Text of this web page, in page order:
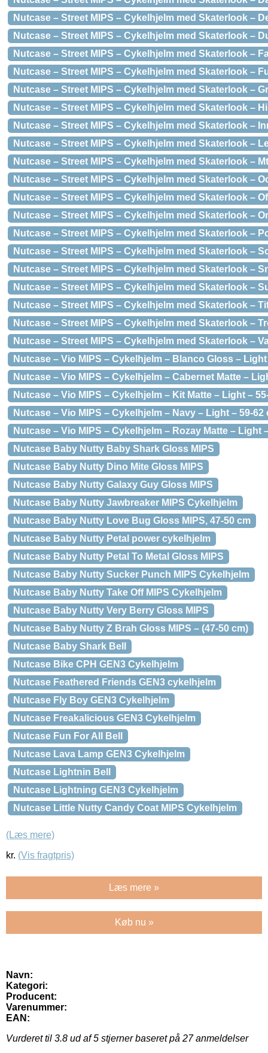
Nutcase – Street MIPS – Cykelhjelm med Skaterlook –
Nutcase – Street MIPS – Cykelhjelm med Skaterlook –
Nutcase – Street MIPS – Cykelhjelm med Skaterlook –
Nutcase – Street MIPS – Cykelhjelm med Skaterlook –
Nutcase – Street MIPS – Cykelhjelm med Skaterlook –
Nutcase – Street MIPS – Cykelhjelm med Skaterlook –
Nutcase – Street MIPS – Cykelhjelm med Skaterlook –
Nutcase – Street MIPS – Cykelhjelm med Skaterlook –
Nutcase – Street MIPS – Cykelhjelm med Skaterlook –
Nutcase – Street MIPS – Cykelhjelm med Skaterlook –
Nutcase – Street MIPS – Cykelhjelm med Skaterlook –
Nutcase – Street MIPS – Cykelhjelm med Skaterlook –
Nutcase – Street MIPS – Cykelhjelm med Skaterlook –
Nutcase – Street MIPS – Cykelhjelm med Skaterlook –
Nutcase – Street MIPS – Cykelhjelm med Skaterlook –
Nutcase – Street MIPS – Cykelhjelm med Skaterlook –
Nutcase – Street MIPS – Cykelhjelm med Skaterlook –
Nutcase – Street MIPS – Cykelhjelm med Skaterlook –
Nutcase – Street MIPS – Cykelhjelm med Skaterlook –
Nutcase – Vio MIPS – Cykelhjelm – Blanco Gloss –
Nutcase – Vio MIPS – Cykelhjelm – Cabernet Matte –
Nutcase – Vio MIPS – Cykelhjelm – Kit Matte – Light –
Nutcase – Vio MIPS – Cykelhjelm – Navy – Light – 59-62
Nutcase – Vio MIPS – Cykelhjelm – Rozay Matte – Light
Nutcase Baby Nutty Baby Shark Gloss MIPS
Nutcase Baby Nutty Dino Mite Gloss MIPS
Nutcase Baby Nutty Galaxy Guy Gloss MIPS
Nutcase Baby Nutty Jawbreaker MIPS Cykelhjelm
Nutcase Baby Nutty Love Bug Gloss MIPS, 47-50 cm
Nutcase Baby Nutty Petal power cykelhjelm
Nutcase Baby Nutty Petal To Metal Gloss MIPS
Nutcase Baby Nutty Sucker Punch MIPS Cykelhjelm
Nutcase Baby Nutty Take Off MIPS Cykelhjelm
Nutcase Baby Nutty Very Berry Gloss MIPS
Nutcase Baby Nutty Z Brah Gloss MIPS – (47-50 cm)
Nutcase Baby Shark Bell
Nutcase Bike CPH GEN3 Cykelhjelm
Nutcase Feathered Friends GEN3 cykelhjelm
Nutcase Fly Boy GEN3 Cykelhjelm
Nutcase Freakalicious GEN3 Cykelhjelm
Nutcase Fun For All Bell
Nutcase Lava Lamp GEN3 Cykelhjelm
Nutcase Lightnin Bell
Nutcase Lightning GEN3 Cykelhjelm
Nutcase Little Nutty Candy Coat MIPS Cykelhjelm
(Læs mere)
kr. (Vis fragtpris)
Læs mere »
Køb nu »
Navn:
Kategori:
Producent:
Varenummer:
EAN:
Vurderet til 3.8 ud af 5 stjerner baseret på 27anmeldelser